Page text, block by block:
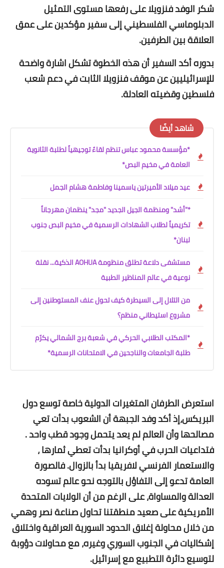
شكر الوفد فنزويلا على رفعها مستوى التمثيل
الدبلوماسي الفلسطيني إلى سفير مؤكدين على عمق
العلاقة بين الطرفين.
بدوره أكد السفير أن هذه الخطوة تشكل اشارة واضحة
للإسرائيليين عن موقف فنزويلا الثابت في دعم شعب
فلسطين وقضيته العادلة.
شاهد أيضًا
*مؤسسة محمود عباس تنظم لقاءً توجيهياً لطلبة الثانوية
العامة في مخيم البص*
عيد ميلاد الأميرتين ياسمينا وفاطمة هشام الجمل
*"أشد" ومنظمة الجيل الجديد "مجد" ينظمان مهرجاناً
تكريمياً لطلاب الشهادات الرسمية في مخيم البص جنوب
لبنان*
مستشفى دلاعة تطلق منظومة AOHUA الذكية... نقلة
نوعية في عالم المناظير الطبية
من التلال إلى السيطرة كيف تحول عنف المستوطنين إلى
مشروع استيطاني منظم؟
*المكتب الطلابي الحركي في شعبة برج الشمالي يكرّم
طلبة الجامعات والناجحين في الامتحانات الرسمية*
استعرض الطرفان المتغيرات الدولية خاصة توسع دول
البريكس،إذ أكد وفد الجبهة أن الشعوب بدأت تعي
مصالحها وأن العالم لم يعد يتحمل وجود قطب واحد .
فتداعيات الحرب في أوكرانيا بدأت تعطي ثمارها ،
والاستعمار الفرنسي لافريقيا بدأ بالزوال. فالصورة
العامة تدعو إلى التفاؤل بالتوجه نحو عالم تسوده
العدالة والمساواة، على الرغم من أن الولايات المتحدة
الأمريكية على صعيد منطقتنا تحاول صناعة نصر وهمي
من خلال محاولة إغلاق الحدود السورية العراقية واختلاق
إشكاليات في الجنوب السوري وغيره، مع محاولات دؤوبة
لتوسيع دائرة التطبيع مع إسرائيل.